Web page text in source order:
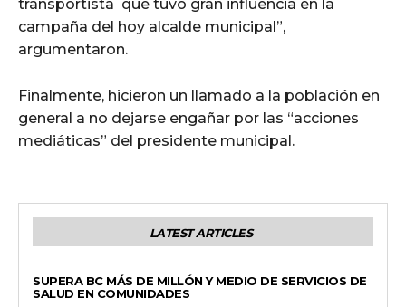
transportista que tuvo gran influencia en la
campaña del hoy alcalde municipal”,
argumentaron.
Finalmente, hicieron un llamado a la población en
general a no dejarse engañar por las “acciones
mediáticas” del presidente municipal.
LATEST ARTICLES
SUPERA BC MÁS DE MILLÓN Y MEDIO DE SERVICIOS DE
SALUD EN COMUNIDADES